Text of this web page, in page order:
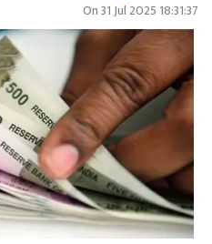
On31 Jul 2025 18:31:37